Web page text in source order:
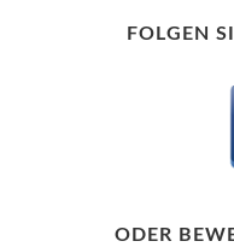
FOLGEN
ODER